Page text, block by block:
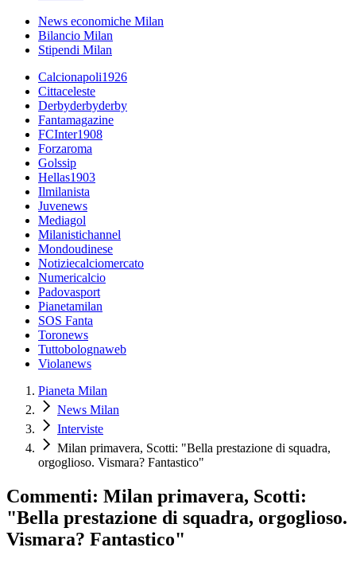
News economiche Milan
Bilancio Milan
Stipendi Milan
Calcionapoli1926
Cittaceleste
Derbyderbyderby
Fantamagazine
FCInter1908
Forzaroma
Golssip
Hellas1903
Ilmilanista
Juvenews
Mediagol
Milanistichannel
Mondoudinese
Notiziecalciomercato
Numericalcio
Padovasport
Pianetamilan
SOS Fanta
Toronews
Tuttobolognaweb
Violanews
Pianeta Milan
News Milan
Interviste
Milan primavera, Scotti: "Bella prestazione di squadra,
orgoglioso. Vismara? Fantastico"
Commenti: Milan primavera, Scotti:
"Bella prestazione di squadra, orgoglioso.
Vismara? Fantastico"